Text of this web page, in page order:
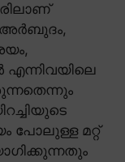
പോലുള്ള മറ്റ്